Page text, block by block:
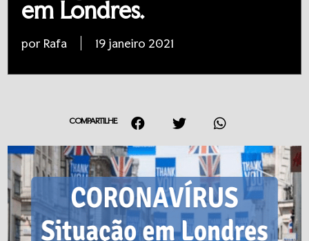
em Londres.
por Rafa 19 janeiro 2021
COMPARTILHE